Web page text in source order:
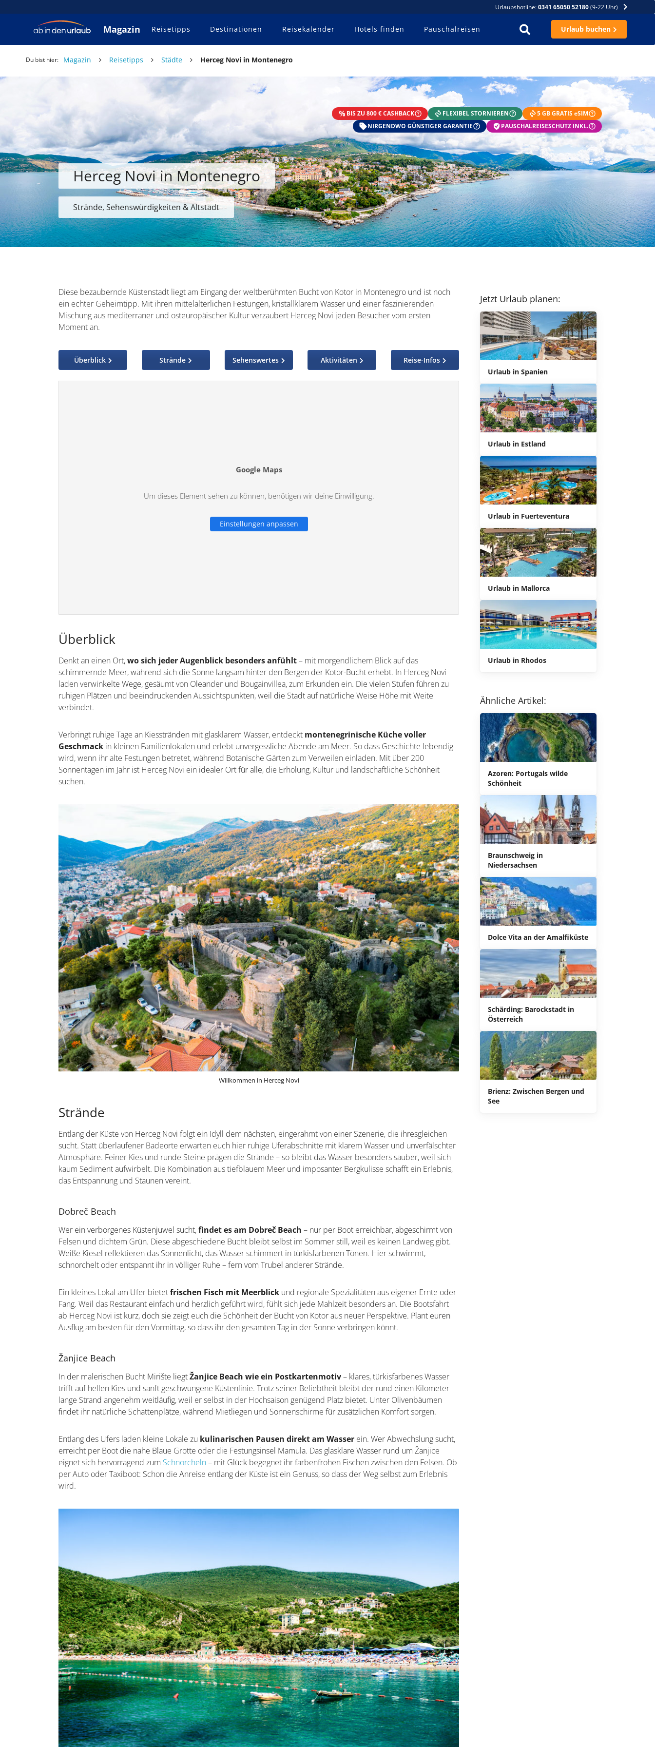
Urlaubshotline:0341 65050 52180(9-22 Uhr)
Magazin Reisetipps Destinationen Reisekalender Hotels finden Pauschalreisen Urlaub buchen
Du bist hier: Magazin Reisetipps Städte Herceg Novi in Montenegro
BIS ZU 800 € CASHBACK FLEXIBEL STORNIEREN
5 GB GRATIS eSIM
NIRGENDWO GÜNSTIGER GARANTIE
PAUSCHALREISESCHUTZ INKL.
Herceg Novi in Montenegro
Strände, Sehenswürdigkeiten & Altstadt
Diese bezaubernde Küstenstadt liegt am Eingang der weltberühmten Bucht von Kotor in Montenegro und ist noch
ein echter Geheimtipp. Mit ihren mittelalterlichen Festungen, kristallklarem Wasser und einer faszinierenden
Mischung aus mediterraner und osteuropäischer Kultur verzaubert Herceg Novi jeden Besucher vom ersten
Moment an.
Überblick Strände Sehenswertes Aktivitäten Reise-Infos
Google Maps
Um dieses Element sehen zu können, benötigen wir deine Einwilligung.
Einstellungen anpassen
Überblick
Denkt an einen Ort,wo sich jeder Augenblick besonders anfühlt– mit morgendlichem Blick auf das
schimmernde Meer, während sich die Sonne langsam hinter den Bergen der Kotor-Bucht erhebt. In Herceg Novi
laden verwinkelte Wege, gesäumt von Oleander und Bougainvillea, zum Erkunden ein. Die vielen Stufen führen zu
ruhigen Plätzen und beeindruckenden Aussichtspunkten, weil die Stadt auf natürliche Weise Höhe mit Weite
verbindet.
Verbringt ruhige Tage an Kiesstränden mit glasklarem Wasser, entdeckt montenegrinische Küche voller
Geschmack in kleinen Familienlokalen und erlebt unvergessliche Abende am Meer. So dass Geschichte lebendig
wird, wenn ihr alte Festungen betretet, während Botanische Gärten zum Verweilen einladen. Mit über 200
Sonnentagen im Jahr ist Herceg Novi ein idealer Ort für alle, die Erholung, Kultur und landschaftliche Schönheit
suchen.
Willkommen in Herceg Novi
Strände
Entlang der Küste von Herceg Novi folgt ein Idyll dem nächsten, eingerahmt von einer Szenerie, die ihresgleichen
sucht. Statt überlaufener Badeorte erwarten euch hier ruhige Uferabschnitte mit klarem Wasser und unverfälschter
Atmosphäre. Feiner Kies und runde Steine prägen die Strände – so bleibt das Wasser besonders sauber, weil sich
kaum Sediment aufwirbelt. Die Kombination aus tiefblauem Meer und imposanter Bergkulisse schafft ein Erlebnis,
das Entspannung und Staunen vereint.
Dobreč Beach
Wer ein verborgenes Küstenjuwel sucht,findet es am Dobreč Beach – nur per Boot erreichbar, abgeschirmt von
Felsen und dichtem Grün. Diese abgeschiedene Bucht bleibt selbst im Sommer still, weil es keinen Landweg gibt.
Weiße Kiesel reflektieren das Sonnenlicht, das Wasser schimmert in türkisfarbenen Tönen. Hier schwimmt,
schnorchelt oder entspannt ihr in völliger Ruhe – fern vom Trubel anderer Strände.
Ein kleines Lokal am Ufer bietetfrischen Fisch mit Meerblick und regionale Spezialitäten aus eigener Ernte oder
Fang. Weil das Restaurant einfach und herzlich geführt wird, fühlt sich jede Mahlzeit besonders an. Die Bootsfahrt
ab Herceg Novi ist kurz, doch sie zeigt euch die Schönheit der Bucht von Kotor aus neuer Perspektive. Plant euren
Ausflug am besten für den Vormittag, so dass ihr den gesamten Tag in der Sonne verbringen könnt.
Žanjice Beach
In der malerischen Bucht Mirište liegtŽanjice Beach wie ein Postkartenmotiv– klares, türkisfarbenes Wasser
trifft auf hellen Kies und sanft geschwungene Küstenlinie. Trotz seiner Beliebtheit bleibt der rund einen Kilometer
lange Strand angenehm weitläufig, weil er selbst in der Hochsaison genügend Platz bietet. Unter Olivenbäumen
findet ihr natürliche Schattenplätze, während Mietliegen und Sonnenschirme für zusätzlichen Komfort sorgen.
Entlang des Ufers laden kleine Lokale zu kulinarischen Pausen direkt am Wasser ein. Wer Abwechslung sucht,
erreicht per Boot die nahe Blaue Grotte oder die Festungsinsel Mamula. Das glasklare Wasser rund um Žanjice
eignet sich hervorragend zum Schnorcheln– mit Glück begegnet ihr farbenfrohen Fischen zwischen den Felsen. Ob
per Auto oder Taxiboot: Schon die Anreise entlang der Küste ist ein Genuss, so dass der Weg selbst zum Erlebnis
wird.
Jetzt Urlaub planen:
Urlaub in Spanien
Urlaub in Estland
Urlaub in Fuerteventura
Urlaub in Mallorca
Urlaub in Rhodos
Ähnliche Artikel:
Azoren: Portugals wilde
Schönheit
Braunschweig in
Niedersachsen
Dolce Vita an der Amalfiküste
Schärding: Barockstadt in
Österreich
Brienz: Zwischen Bergen und
See